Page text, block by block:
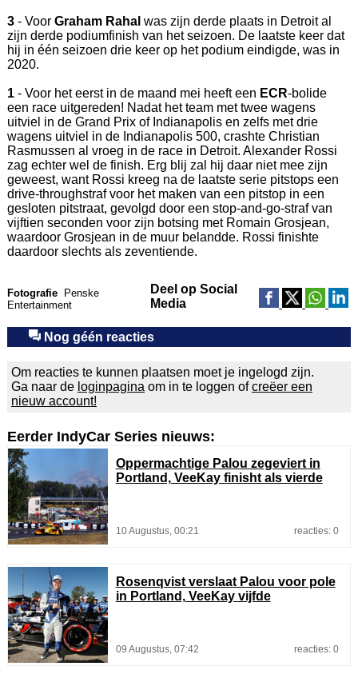
3- Voor Graham Rahal was zijn derde plaats in Detroit al
zijn derde podiumfinish van het seizoen. De laatste keer dat
hij in één seizoen drie keer op het podium eindigde, was in
2020.
1- Voor het eerst in de maand mei heeft een ECR-bolide
een race uitgereden! Nadat het team met twee wagens
uitviel in de Grand Prix of Indianapolis en zelfs met drie
wagens uitviel in de Indianapolis 500, crashte Christian
Rasmussen al vroeg in de race in Detroit. Alexander Rossi
zag echter wel de finish. Erg blij zal hij daar niet mee zijn
geweest, want Rossi kreeg na de laatste serie pitstops een
drive-throughstraf voor het maken van een pitstop in een
gesloten pitstraat, gevolgd door een stop-and-go-straf van
vijftien seconden voor zijn botsing met Romain Grosjean,
waardoor Grosjean in de muur belandde. Rossi finishte
daardoor slechts als zeventiende.
Fotografie
Penske
Entertainment
Deel op Social
Media
Nog géén reacties
Om reacties te kunnen plaatsen moet je ingelogd zijn.
Ga naar de loginpagina om in te loggen ofcreëer een
nieuw account!
Eerder IndyCar Series nieuws:
Oppermachtige Palou zegeviert in
Portland, VeeKay finisht als vierde
10 Augustus, 00:21 reacties: 0
Rosenqvist verslaat Palou voor pole
in Portland, VeeKay vijfde
09 Augustus, 07:42 reacties: 0